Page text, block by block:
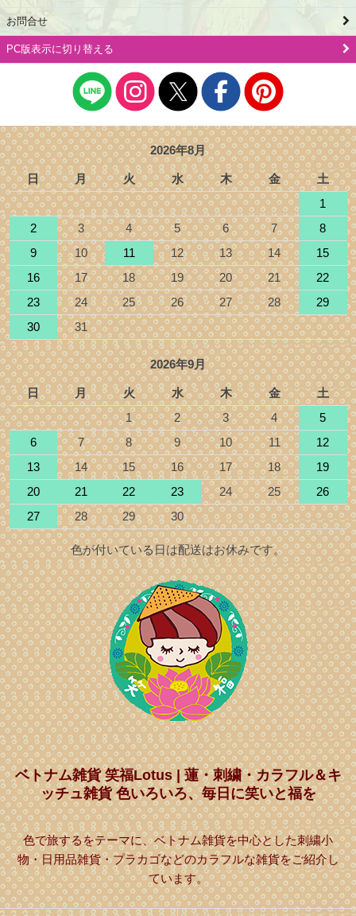
お問合せ
PC版表示に切り替える
2026年8月
日 月 火 水 木 金
土
1
2
3 4 5 6 7
8
9
10 11 12 13 14
15
16
17 18 19 20 21
22
23
24 25 26 27 28
29
30
31
2026年9月
日 月 火 水 木 金
土
1
2 3 4
5
6
7 8 9 10 11
12
13
14 15 16 17 18
19
20
21 22 23 24 25
26
27
28 29 30
色が付いている日は配送はお休みです。
ベトナム雑貨 笑福Lotus | 蓮・刺繍・カラフル＆キ
ッチュ雑貨 色いろいろ、毎日に笑いと福を
色で旅するをテーマに、ベトナム雑貨を中心とした刺繍小
物・日用品雑貨・プラカゴなどのカラフルな雑貨をご紹介し
ています。